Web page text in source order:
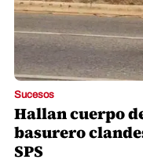
Sucesos
Hallan cuerpo
basurero
SPS